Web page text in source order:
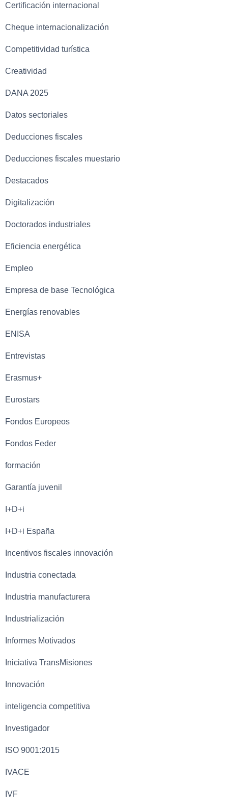
Certificación internacional
Cheque internacionalización
Competitividad turística
Creatividad
DANA 2025
Datos sectoriales
Deducciones fiscales
Deducciones fiscales muestario
Destacados
Digitalización
Doctorados industriales
Eficiencia energética
Empleo
Empresa de base Tecnológica
Energías renovables
ENISA
Entrevistas
Erasmus+
Eurostars
Fondos Europeos
Fondos Feder
formación
Garantía juvenil
I+D+i
I+D+i España
Incentivos fiscales innovación
Industria conectada
Industria manufacturera
Industrialización
Informes Motivados
Iniciativa TransMisiones
Innovación
inteligencia competitiva
Investigador
ISO 9001:2015
IVACE
IVF